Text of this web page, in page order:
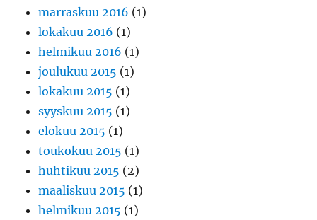
marraskuu 2016 (1)
lokakuu 2016 (1)
helmikuu 2016 (1)
joulukuu 2015 (1)
lokakuu 2015 (1)
syyskuu 2015 (1)
elokuu 2015 (1)
toukokuu 2015 (1)
huhtikuu 2015 (2)
maaliskuu 2015 (1)
helmikuu 2015 (1)